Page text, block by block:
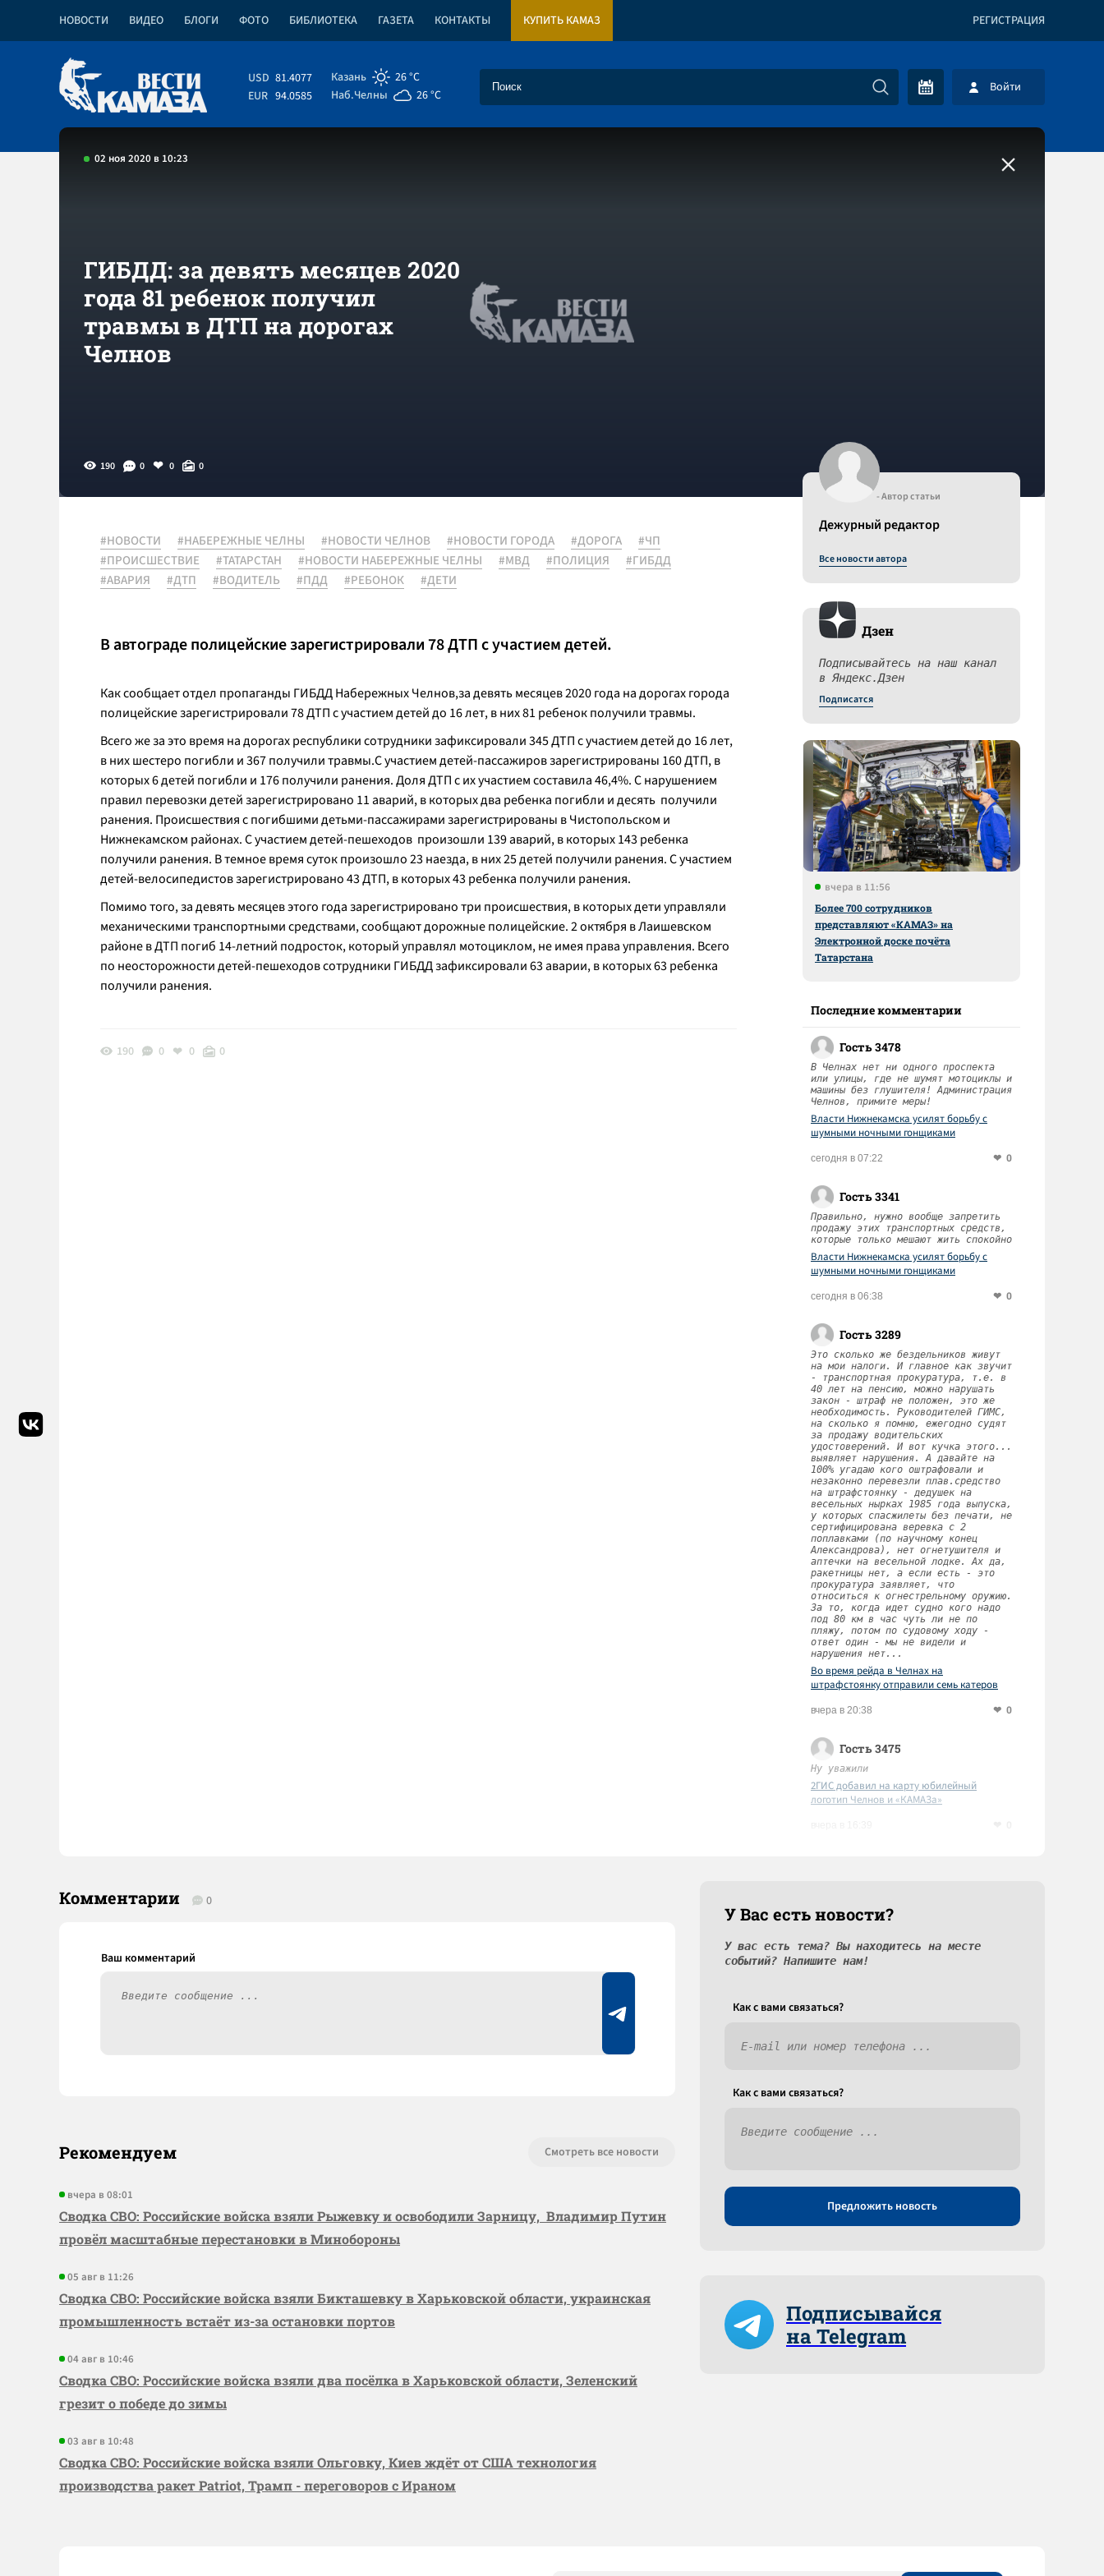
НОВОСТИ ВИДЕО БЛОГИ ФОТО БИБЛИОТЕКА ГАЗЕТА КОНТАКТЫ КУПИТЬ КАМАЗ РЕГИСТРАЦИЯ
USD 81.4077
EUR 94.0585
Казань
26 °C
Наб.Челны
26 °C Войти
02 ноя 2020 в 10:23
ГИБДД: за девять месяцев 2020
года 81 ребенок получил
травмы в ДТП на дорогах
Челнов
190 0 0 0
#НОВОСТИ #НАБЕРЕЖНЫЕ ЧЕЛНЫ #НОВОСТИ ЧЕЛНОВ #НОВОСТИ ГОРОДА #ДОРОГА
#ЧП
#ПРОИСШЕСТВИЕ
#ТАТАРСТАН #НОВОСТИ НАБЕРЕЖНЫЕ ЧЕЛНЫ #МВД #ПОЛИЦИЯ
#ГИБДД
#АВАРИЯ
#ДТП #ВОДИТЕЛЬ #ПДД #РЕБОНОК #ДЕТИ
В автограде полицейские зарегистрировали 78 ДТП с участием детей.
Как сообщает отдел пропаганды ГИБДД Набережных Челнов,за девять месяцев 2020 года на дорогах города
полицейские зарегистрировали 78 ДТП с участием детей до 16 лет, в них 81 ребенок получили травмы.
Всего же за это время на дорогах республики сотрудники зафиксировали 345 ДТП с участием детей до 16 лет,
в них шестеро погибли и 367 получили травмы.С участием детей-пассажиров зарегистрированы 160 ДТП, в
которых 6 детей погибли и 176 получили ранения. Доля ДТП с их участием составила 46,4%. С нарушением
правил перевозки детей зарегистрировано 11 аварий, в которых два ребенка погибли и десять получили
ранения. Происшествия с погибшими детьми-пассажирами зарегистрированы в Чистопольском и
Нижнекамском районах. С участием детей-пешеходов произошли 139 аварий, в которых 143 ребенка
получили ранения. В темное время суток произошло 23 наезда, в них 25 детей получили ранения. С участием
детей-велосипедистов зарегистрировано 43 ДТП, в которых 43 ребенка получили ранения.
Помимо того, за девять месяцев этого года зарегистрировано три происшествия, в которых дети управляли
механическими транспортными средствами, сообщают дорожные полицейские. 2 октября в Лаишевском
районе в ДТП погиб 14-летний подросток, который управлял мотоциклом, не имея права управления. Всего
по неосторожности детей-пешеходов сотрудники ГИБДД зафиксировали 63 аварии, в которых 63 ребенка
получили ранения.
190 0 0 0
- Автор статьи
Дежурный редактор
Все новости автора
Дзен
Подписывайтесь на наш канал
в Яндекс.Дзен
Подписатся
вчера в 11:56
Более 700 сотрудников
представляют «КАМАЗ» на
Электронной доске почёта
Татарстана
Последние комментарии
Гость 3478
В Челнах нет ни одного проспекта
или улицы, где не шумят мотоциклы и
машины без глушителя! Администрация
Челнов, примите меры!
Власти Нижнекамска усилят борьбу с
шумными ночными гонщиками
сегодня в 07:22 0
Гость 3341
Правильно, нужно вообще запретить
продажу этих транспортных средств,
которые только мешают жить спокойно
Власти Нижнекамска усилят борьбу с
шумными ночными гонщиками
сегодня в 06:38 0
Гость 3289
Это сколько же бездельников живут
на мои налоги. И главное как звучит
- транспортная прокуратура, т.е. в
40 лет на пенсию, можно нарушать
закон - штраф не положен, это же
необходимость. Руководителей ГИМС,
на сколько я помню, ежегодно судят
за продажу водительских
удостоверений. И вот кучка этого...
выявляет нарушения. А давайте на
100% угадаю кого оштрафовали и
незаконно перевезли плав.средство
на штрафстоянку - дедушек на
весельных нырках 1985 года выпуска,
у которых спасжилеты без печати, не
сертифицирована веревка с 2
поплавками (по научному конец
Александрова), нет огнетушителя и
аптечки на весельной лодке. Ах да,
ракетницы нет, а если есть - это
прокуратура заявляет, что
относиться к огнестрельному оружию.
За то, когда идет судно кого надо
под 80 км в час чуть ли не по
пляжу, потом по судовому ходу -
ответ один - мы не видели и
нарушения нет...
Во время рейда в Челнах на
штрафстоянку отправили семь катеров
вчера в 20:38 0
Гость 3475
Ну уважили
2ГИС добавил на карту юбилейный
логотип Челнов и «КАМАЗа»
Комментарии 0
Рекомендуем Смотреть все новости
вчера в 08:01
Сводка СВО: Российские войска взяли Рыжевку и освободили Зарницу, Владимир Путин
провёл масштабные перестановки в Минобороны
05 авг в 11:26
Сводка СВО: Российские войска взяли Бикташевку в Харьковской области, украинская
промышленность встаёт из-за остановки портов
04 авг в 10:46
Сводка СВО: Российские войска взяли два посёлка в Харьковской области, Зеленский
грезит о победе до зимы
03 авг в 10:48
Сводка СВО: Российские войска взяли Ольговку, Киев ждёт от США технология
производства ракет Patriot, Трамп - переговоров с Ираном
У Вас есть новости?
У вас есть тема? Вы находитесь на месте
событий? Напишите нам!
Как c вами связаться?
Как c вами связаться?
Предложить новость
Подписывайся
на Telegram